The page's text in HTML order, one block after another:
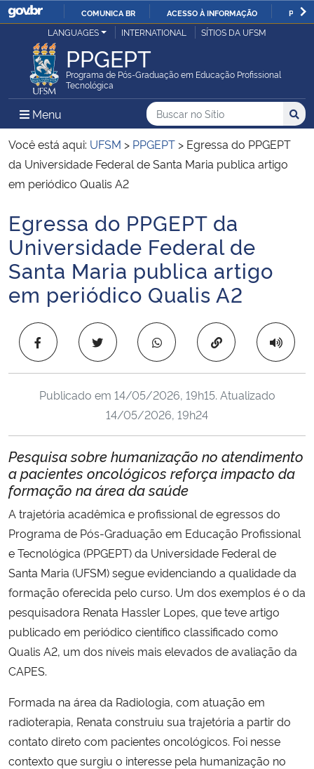
IR
O
COMUNICA BR ACESSO À INFORMAÇÃO
Ministério da Justiça e Segurança Pública
Ministério da Defesa
Ministério das Relações Exteriores
Ministério da Economia
Ministério da Infraestrutura
Ministério da Agricultura, Pecuária e Abastecimento
Ministério da Educação
Ministério da Cidadania
Ministério da Saúde
Ministério de Minas e Energia
Ministério da Ciência, Tecnologia, Inovações e Comunicações
Ministério do Meio Ambiente
Ministério do Turismo
Ministério do Desenvolvimento Regional
Controladoria-Geral da União
Secretaria-Geral
Secretaria de Governo
Gabinete de Segurança Institucional
LANGUAGES INTERNATIONAL SÍTIOS DA UFSM
PPGEPT
Programa de Pós-Graduação em Educação Profissional
Tecnológica
Menu Menu Principal do Sítio
Busca
Buscar no no Sítio
Busca:
Você está aqui: UFSM > PPGEPT > Egressa do PPGEPT
da Universidade Federal de Santa Maria publica artigo
em periódico Qualis A2
Início do conteúdo
Egressa do PPGEPT da
Universidade Federal de
Santa Maria publica artigo
em periódico Qualis A2
Copiar para área
Publicado em 14/05/2026, 19h15. Atualizado
14/05/2026, 19h24
Pesquisa sobre humanização no atendimento
a pacientes oncológicos reforça impacto da
formação na área da saúde
A trajetória acadêmica e profissional de egressos do
Programa de Pós-Graduação em Educação Profissional
e Tecnológica (PPGEPT) da Universidade Federal de
Santa Maria (UFSM) segue evidenciando a qualidade da
formação oferecida pelo curso. Um dos exemplos é o da
pesquisadora Renata Hassler Lopes, que teve artigo
publicado em periódico científico classificado como
Qualis A2, um dos níveis mais elevados de avaliação da
CAPES.
Formada na área da Radiologia, com atuação em
radioterapia, Renata construiu sua trajetória a partir do
contato direto com pacientes oncológicos. Foi nesse
contexto que surgiu o interesse pela humanização no